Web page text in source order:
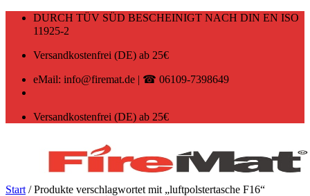
Zum
DURCH TÜV SÜD BESCHEINIGT NACH DIN EN ISO
11925-2
Versandkostenfrei (DE) ab 25€
eMail: info@firemat.de | ☎ 06109-7398649
Versandkostenfrei (DE) ab 25€
Start /Produkte verschlagwortet mit „luftpolstertasche F16“